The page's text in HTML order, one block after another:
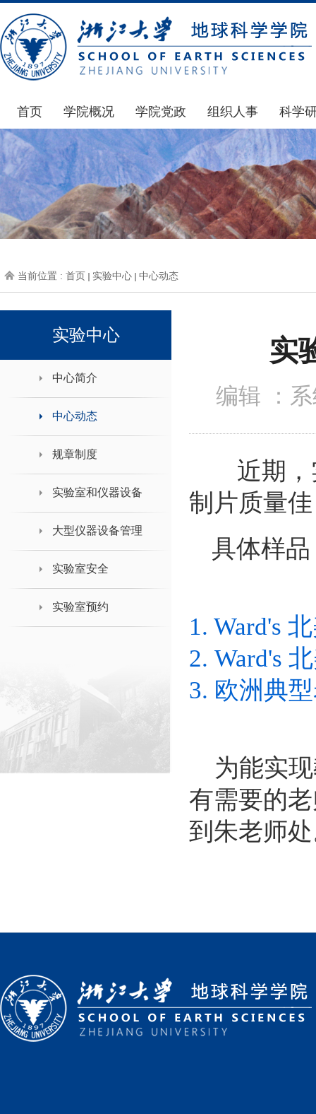
首页 学院概况
学院简介
发展简史
组织机构
师资力量
学院院刊
学院党政
通知公告
学院发文
党委会议纪要
党政联席会议纪要
人力资源会议纪要
办事指南
组织人事
通知公告
博士后管理
人才招聘
年度考核
下载专区
科学
国家
科研
通知
科研
地科
当前位置 : 首页 实验中心 中心动态
实验中心
中心简介
中心动态
规章制度
实验室和仪器设备
大型仪器设备管理
实验室安全
实验室预约
实
编辑 ：
近期，
制片质量
具体样
1. Ward's
2. Ward's
3. 欧洲典
为能实现
有需要的
到朱老师